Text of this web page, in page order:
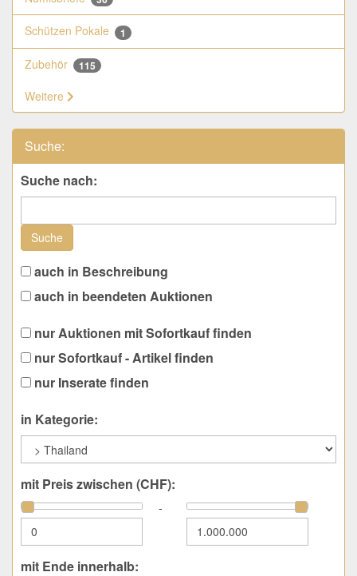
Schützen Pokale 1
Zubehör 115
Weitere
Suche:
Suche nach:
Suche
auch in Beschreibung
auch in beendeten Auktionen
nur Auktionen mit Sofortkauf finden
nur Sofortkauf - Artikel finden
nur Inserate finden
in Kategorie:
mit Preis zwischen (CHF):
-
mit Ende innerhalb: